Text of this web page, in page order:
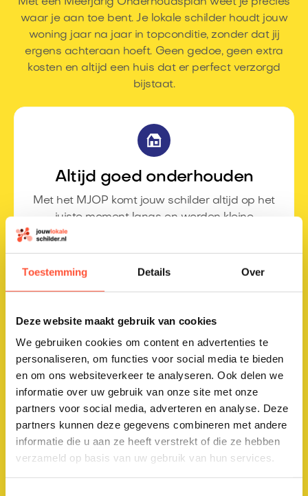
Toestemming Details Over
Deze website maakt gebruik van cookies
We gebruiken cookies om content en advertenties te
personaliseren, om functies voor social media te bieden
en om ons websiteverkeer te analyseren. Ook delen we
informatie over uw gebruik van onze site met onze
partners voor social media, adverteren en analyse. Deze
partners kunnen deze gegevens combineren met andere
informatie die u aan ze heeft verstrekt of die ze hebben
verzameld op basis van uw gebruik van hun services.
Met een Meerjarig Onderhoudsplan weet je precies
waar je aan toe bent. Je lokale schilder houdt jouw
woning jaar na jaar in topconditie, zonder dat jij
ergens achteraan hoeft. Geen gedoe, geen extra
kosten en altijd een huis dat er perfect verzorgd
bijstaat.
Altijd goed onderhouden
Met het MJOP komt jouw schilder altijd op het
juiste moment langs en worden kleine
Geen onverwachte kosten
Met vaste laag maandbedrag en 10 jaar
garantie op het uitgevoerde werk sta je nooit
voor verrassingen.